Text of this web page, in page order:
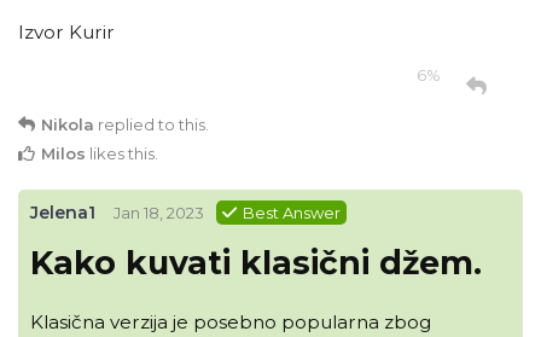
Izvor Kurir
6%
Nikola replied to this.
Milos likes this
Jelena1 Jan 18, 2023 Best Answer
Kako kuvati klasični džem.
Klasična verzija je posebno popularna zbog